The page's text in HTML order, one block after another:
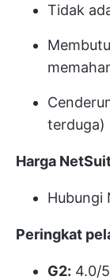
Tidak
terduga)
Harga
Hubungi
Peringkat
G2: 4.0/